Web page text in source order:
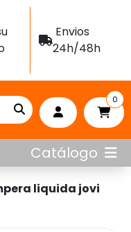
Envios
24h/48h
0
Catálogo
liquida jovi